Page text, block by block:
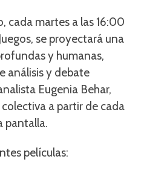
cada martes a las 16:00
se proyectará una
y humanas,
análisis y debate
Eugenia Behar,
a partir de cada
pantalla.
películas: